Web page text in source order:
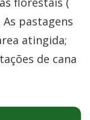
As pastagens
atingida;
de cana